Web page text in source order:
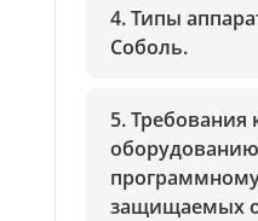
4. Типы
Соболь.
5. Требования
защищаемых